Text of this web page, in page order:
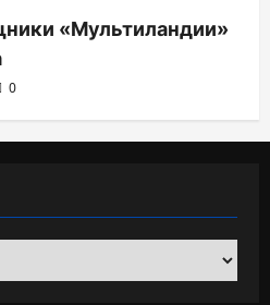
«Мультиландии»
0